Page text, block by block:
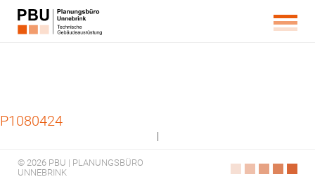
P1080424
|
© 2026 PBU | PLANUNGSBÜRO
UNNEBRINK